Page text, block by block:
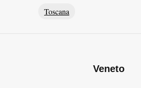
Toscana
Veneto